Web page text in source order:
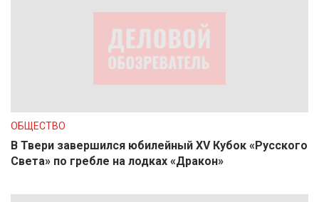
ОБЩЕСТВО
В Твери завершился юбилейный XV Кубок «Русского
Света» по гребле на лодках «Дракон»